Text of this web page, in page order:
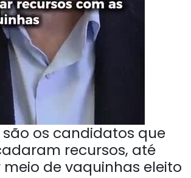
os candidatos que
recursos, até
de vaquinhas eleito